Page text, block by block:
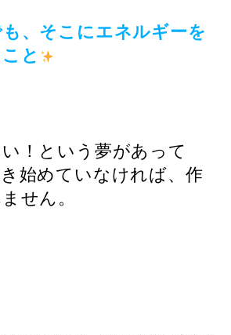
、そこにエネルギーを
と
！という夢があって
始めていなければ、作
せん。